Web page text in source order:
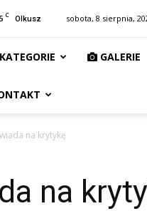
C Olkusz sobota, 8 sierpnia,
KATEGORIE GALERIE
na krytykę
na